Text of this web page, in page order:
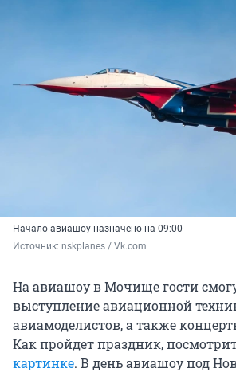
Начало авиашоу назначено на 09:00
Источник: nskplanes / Vk.com
На авиашоу в Мочище гости
выступление авиационной
авиамоделистов, а также
Как пройдет праздник,
картинке. В день авиашоу под